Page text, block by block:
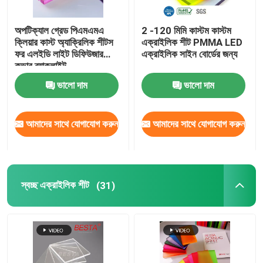
এক্রাইলিক ডিফিউজার শীট
ডাবল লেয়ার অ্যাক্রিলিক শীট
বুদবুদ অ্যাক্রিলিক শীট
ফায়ারপ্রুফ এক্রাইলিক শীট
স্বচ্ছ এক্রাইলিক হিঞ্জ
অপটিক্যাল গ্রেড পিএমএমএ
ক্লিয়ার কাস্ট অ্যাক্রিলিক শীটস
ফর এলইডি লাইট ডিফিউজার
কভার ব্যাকলাইট
ভালো দাম
আমাদের সাথে যোগাযোগ করুন
2 -120 মিমি কাস্টম কাস্টম
এক্রাইলিক শীট PMMA LED
এক্রাইলিক সাইন বোর্ডের জন্য
ভালো দাম
আমাদের সাথে যোগাযোগ করুন
স্বচ্ছ এক্রাইলিক শীট (31)